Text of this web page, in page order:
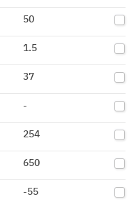
50
1.5
37
-
254
650
-55